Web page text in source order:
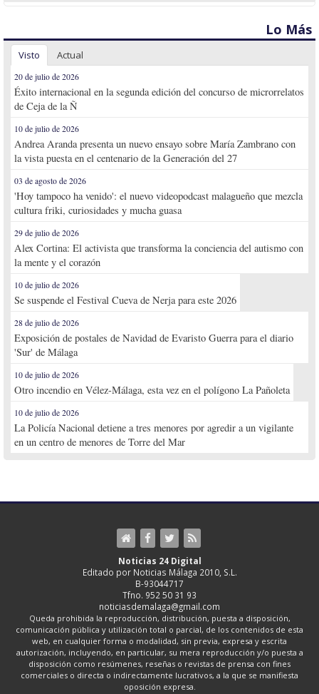
Lo Más
Visto Actual
20 de julio de 2026
Éxito internacional en la segunda edición del concurso de microrrelatos
de Ceja de la Ñ
10 de julio de 2026
Andrea Aranda presenta un nuevo ensayo sobre María Zambrano con
la vista puesta en el centenario de la Generación del 27
03 de agosto de 2026
'Hoy tampoco ha venido': el nuevo videopodcast malagueño que mezcla
cultura friki, curiosidades y mucha guasa
29 de julio de 2026
Alex Cortina: El activista que transforma la conciencia del autismo con
la mente y el corazón
10 de julio de 2026
Se suspende el Festival Cueva de Nerja para este 2026
28 de julio de 2026
Exposición de postales de Navidad de Evaristo Guerra para el diario
'Sur' de Málaga
10 de julio de 2026
Otro incendio en Vélez-Málaga, esta vez en el polígono La Pañoleta
10 de julio de 2026
La Policía Nacional detiene a tres menores por agredir a un vigilante
en un centro de menores de Torre del Mar
Noticias 24 Digital
Editado por Noticias Málaga 2010, S.L.
B-93044717
Tfno. 952 50 31 93
noticiasdemalaga@gmail.com
Queda prohibida la reproducción, distribución, puesta a disposición,
comunicación pública y utilización total o parcial, de los contenidos de esta
web, en cualquier forma o modalidad, sin previa, expresa y escrita
autorización, incluyendo, en particular, su mera reproducción y/o puesta a
disposición como resúmenes, reseñas o revistas de prensa con fines
comerciales o directa o indirectamente lucrativos, a la que se manifiesta
oposición expresa.